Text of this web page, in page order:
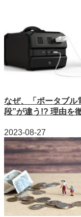
なぜ、「ポータブル
段”が違う!? 理由を
2023-08-27